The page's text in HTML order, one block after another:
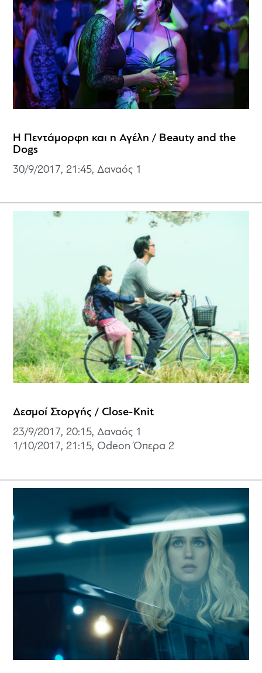
Η Πεντάμορφη και η Αγέλη / Beauty and the
Dogs
30/9/2017, 21:45, Δαναός 1
Δεσμοί Στοργής / Close-Knit
23/9/2017, 20:15, Δαναός 1
1/10/2017, 21:15, Odeon Όπερα 2